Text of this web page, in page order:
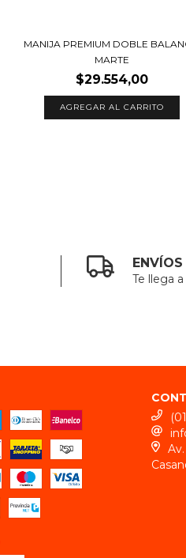
MANIJA PREMIUM DOBLE
MARTE
$29.554,00
Te llega